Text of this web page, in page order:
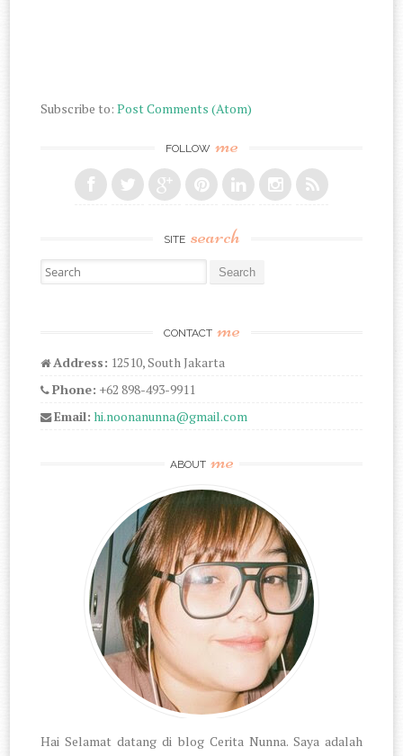
Subscribe to:Post Comments (Atom)
FOLLOW me
SITE search
Search for:
CONTACT me
Address: 12510, South Jakarta
Phone: +62 898-493-9911
Email: hi.noonanunna@gmail.com
ABOUT me
Hai Selamat datang di blog Cerita Nunna. Saya adalah